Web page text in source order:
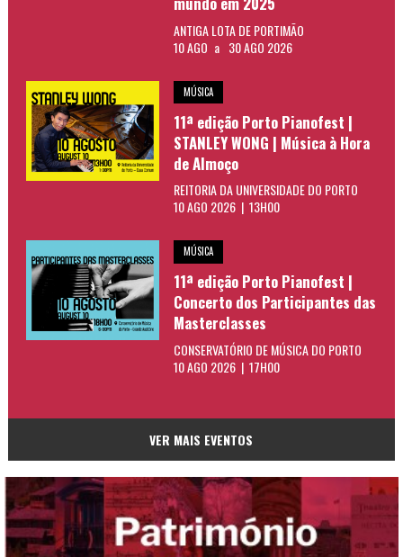
ANTIGA LOTA DE PORTIMÃO
10 AGO a 30 AGO 2026
MÚSICA
11ª edição Porto Pianofest |
STANLEY WONG | Música à Hora
de Almoço
REITORIA DA UNIVERSIDADE DO PORTO
10 AGO 2026 | 13H00
MÚSICA
11ª edição Porto Pianofest |
Concerto dos Participantes das
Masterclasses
CONSERVATÓRIO DE MÚSICA DO PORTO
10 AGO 2026 | 17H00
VER MAIS EVENTOS